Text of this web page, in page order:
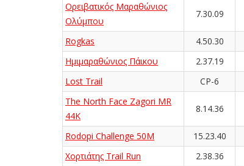
Ορειβατικός Μαραθώνιος
Ολύμπου
7.30.09
Rogkas 4.50.30
Ημιμαραθώνιος Πάικου
2.37.19
Lost Trail
CP-6
The North Face Zagori MR
44K
8.14.36
Rodopi Challenge 50M 15.23.40
Χορτιάτης Trail Run
2.38.36